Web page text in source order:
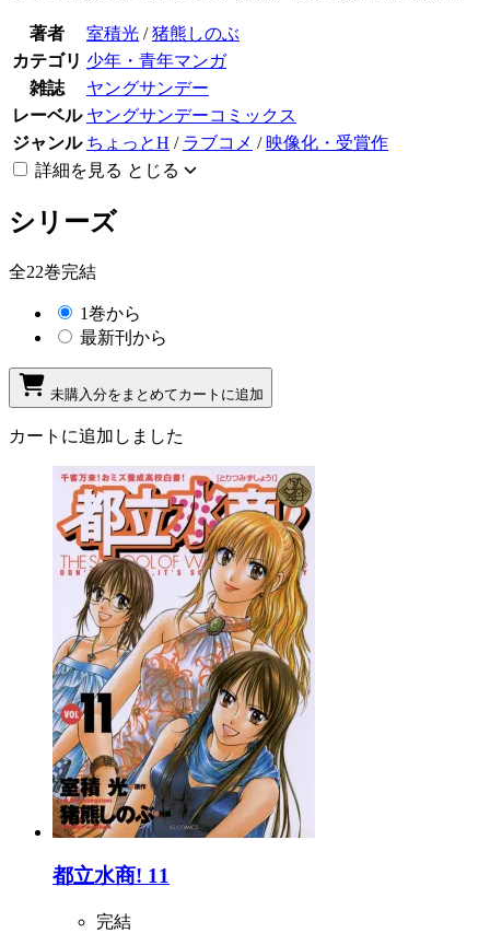
著者 室積光 /猪熊しのぶ
カテゴリ 少年・青年マンガ
雑誌
ヤングサンデー
レーベル ヤングサンデーコミックス
ジャンル ちょっとH / ラブコメ / 映像化・受賞作
詳細を見る とじる
シリーズ
全22巻完結
1巻から
最新刊から
未購入分をまとめてカートに追加
カートに追加しました
都立水商! 11
完結